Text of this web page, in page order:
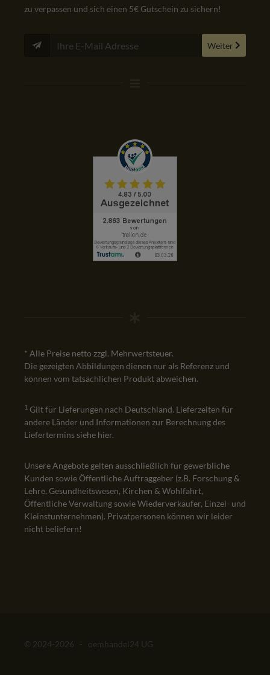
Jetzt anmelden, um keine Trends, Angebote oder Aktionen
Weiter
* Alle Preise netto zzgl. Mehrwertsteuer.
Die gezeigten Abbildungen dienen nur als Referenz und
Gilt für Lieferungen nach Deutschland. Lieferzeiten für
andere Länder und Informationen zur Berechnung des
Unsere Angebote gelten ausschließlich für gewerbliche
Kunden sowie Öffentliche Auftraggeber (z.B. Forschung &
Lehre, Gesundheitswesen, Kirchen & Wohlfahrt,
Öffentliche Verwaltung sowie Wiederverkäufer, Einzel- und
Kleinstunternehmen). Privatpersonen können wir leider